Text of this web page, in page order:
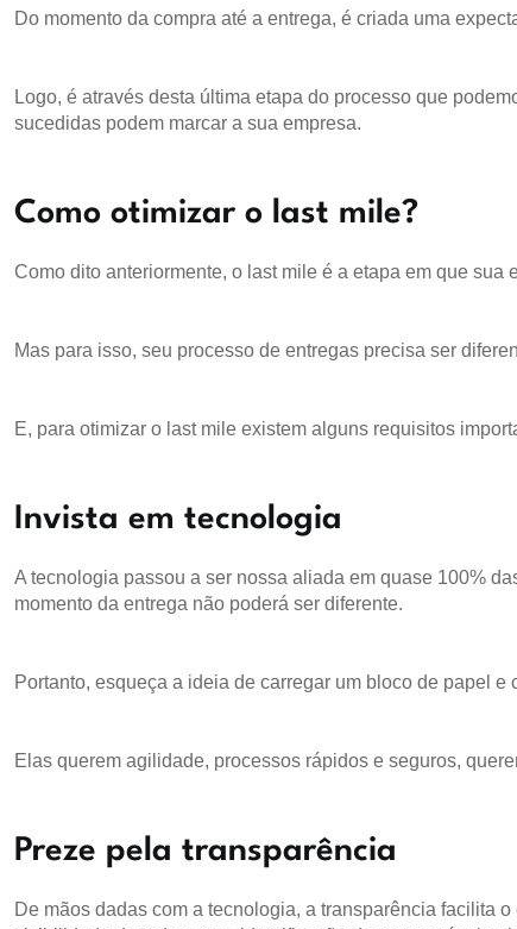
Do momento da compra até a entrega, é criada uma
Logo, é através desta última etapa do processo que
sucedidas podem marcar a sua empresa.
Como otimizar o last mile?
Como dito anteriormente, o last mile é a etapa em que
Mas para isso, seu processo de entregas precisa ser
E, para otimizar o last mile existem alguns requisitos
Invista em tecnologia
A tecnologia passou a ser nossa aliada em quase 100%
momento da entrega não poderá ser diferente.
Portanto, esqueça a ideia de carregar um bloco de papel
Elas querem agilidade, processos rápidos e seguros,
Preze pela transparência
De mãos dadas com a tecnologia, a transparência facilita